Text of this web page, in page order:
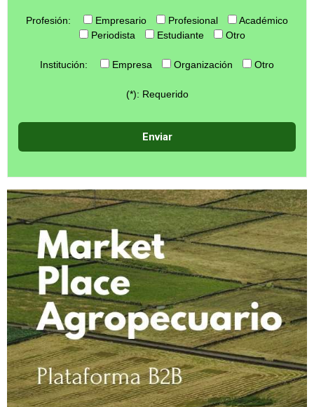
Profesión: Empresario Profesional
Académico
Periodista
Estudiante Otro
Institución: Empresa Organización Otro
(*): Requerido